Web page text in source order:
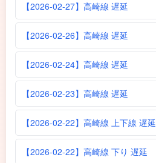
【2026-02-27】高崎線 遅延
【2026-02-26】高崎線 遅延
【2026-02-24】高崎線 遅延
【2026-02-23】高崎線 遅延
【2026-02-22】高崎線 上下線 遅延
【2026-02-22】高崎線 下り 遅延